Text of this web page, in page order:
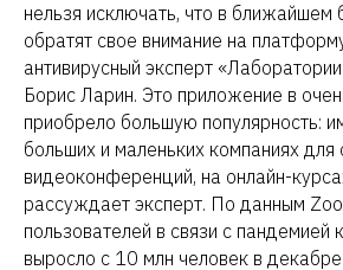
нельзя исключать, что в
обратят свое внимание на
антивирусный эксперт
Борис Ларин. Это приложение в
приобрело большую популярность:
больших и маленьких компаниях для
видеоконференций, на онлайн-
рассуждает эксперт. По данным
пользователей в связи с пандемией
выросло с 10 млн человек в